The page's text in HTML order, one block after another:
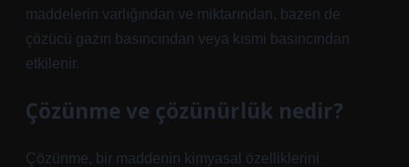
maddelerin varlığından ve miktarından, bazen de
çözücü gazın basıncından veya kısmi basıncından
etkilenir.
Çözünme ve çözünürlük nedir?
Çözünme, bir maddenin kimyasal özelliklerini